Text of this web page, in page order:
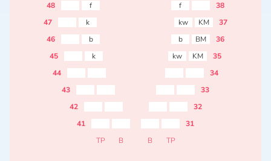
48 f f
38
47
k kw KM
37
46
b b BM
36
45
k kw KM
35
44
34
43
33
42
32
41
31
TP
B B TP